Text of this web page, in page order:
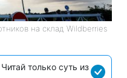
на склад Wildberries
только суть из